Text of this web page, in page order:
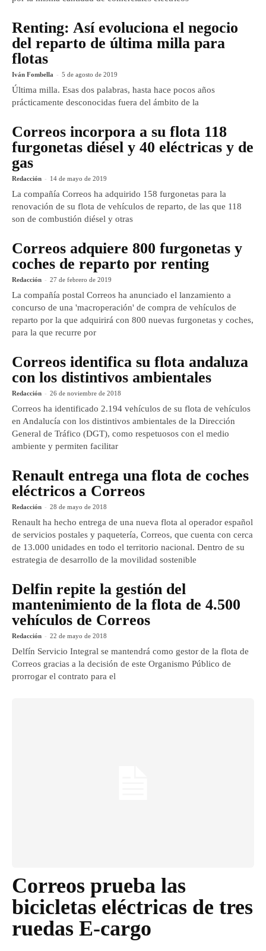
Renting: Así evoluciona el negocio
del reparto de última milla para
flotas
Iván Fombella - 5 de agosto de 2019
Última milla. Esas dos palabras, hasta hace pocos años
prácticamente desconocidas fuera del ámbito de la
Correos incorpora a su flota 118
furgonetas diésel y 40 eléctricas y de
gas
Redacción - 14 de mayo de 2019
La compañía Correos ha adquirido 158 furgonetas para la
renovación de su flota de vehículos de reparto, de las que 118
son de combustión diésel y otras
Correos adquiere 800 furgonetas y
coches de reparto por renting
Redacción - 27 de febrero de 2019
La compañía postal Correos ha anunciado el lanzamiento a
concurso de una 'macroperación' de compra de vehículos de
reparto por la que adquirirá con 800 nuevas furgonetas y coches,
para la que recurre por
Correos identifica su flota andaluza
con los distintivos ambientales
Redacción - 26 de noviembre de 2018
Correos ha identificado 2.194 vehículos de su flota de vehículos
en Andalucía con los distintivos ambientales de la Dirección
General de Tráfico (DGT), como respetuosos con el medio
ambiente y permiten facilitar
Renault entrega una flota de coches
eléctricos a Correos
Redacción - 28 de mayo de 2018
Renault ha hecho entrega de una nueva flota al operador español
de servicios postales y paquetería, Correos, que cuenta con cerca
de 13.000 unidades en todo el territorio nacional. Dentro de su
estrategia de desarrollo de la movilidad sostenible
Delfin repite la gestión del
mantenimiento de la flota de 4.500
vehículos de Correos
Redacción - 22 de mayo de 2018
Delfín Servicio Integral se mantendrá como gestor de la flota de
Correos gracias a la decisión de este Organismo Público de
prorrogar el contrato para el
Correos prueba las
bicicletas eléctricas de tres
ruedas E-cargo